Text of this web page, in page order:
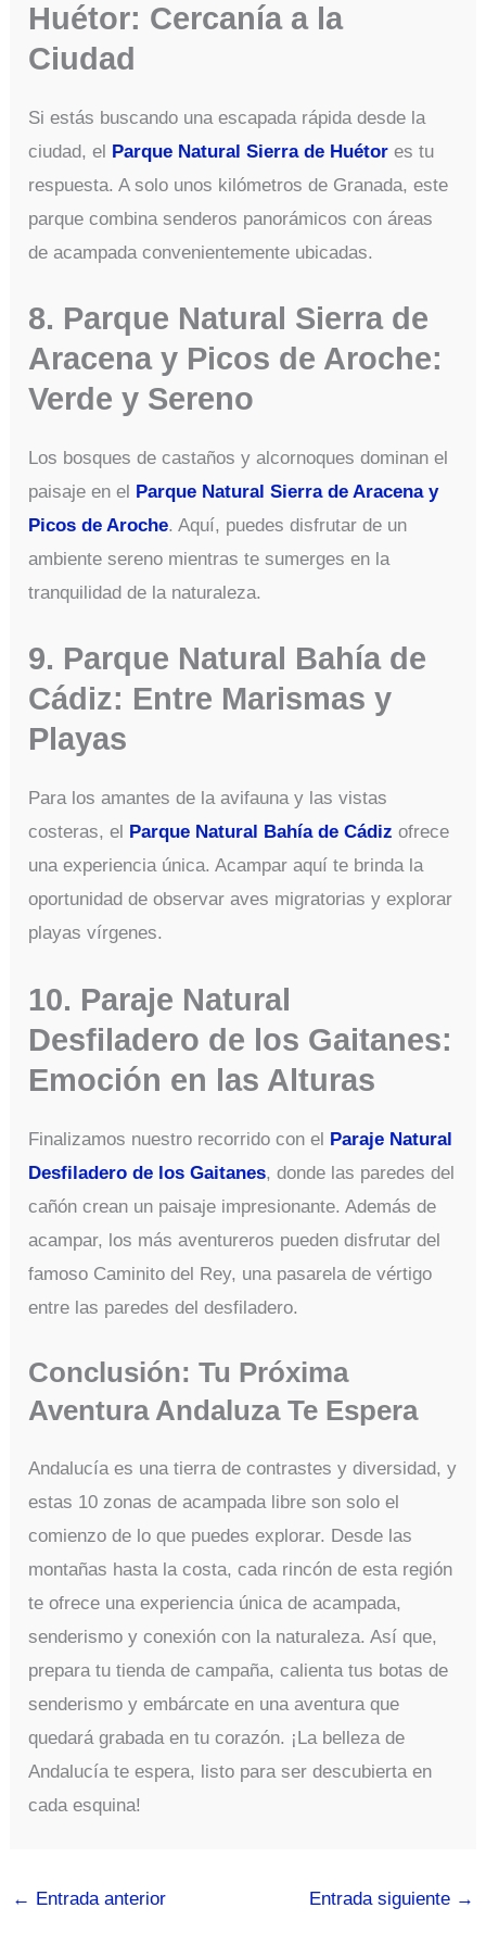
Huétor: Cercanía a la
Ciudad
Si estás buscando una escapada rápida desde la
ciudad, el Parque Natural Sierra de Huétor es tu
respuesta. A solo unos kilómetros de Granada, este
parque combina senderos panorámicos con áreas
de acampada convenientemente ubicadas.
8. Parque Natural Sierra de
Aracena y Picos de Aroche:
Verde y Sereno
Los bosques de castaños y alcornoques dominan el
paisaje en el Parque Natural Sierra de Aracena y
Picos de Aroche. Aquí, puedes disfrutar de un
ambiente sereno mientras te sumerges en la
tranquilidad de la naturaleza.
9. Parque Natural Bahía de
Cádiz: Entre Marismas y
Playas
Para los amantes de la avifauna y las vistas
costeras, el
Parque Natural Bahía de Cádiz ofrece
una experiencia única. Acampar aquí te brinda la
oportunidad de observar aves migratorias y explorar
playas vírgenes.
10. Paraje Natural
Desfiladero de los Gaitanes:
Emoción en las Alturas
Finalizamos nuestro recorrido con el Paraje Natural
Desfiladero de los Gaitanes, donde las paredes del
cañón crean un paisaje impresionante. Además de
acampar, los más aventureros pueden disfrutar del
famoso Caminito del Rey, una pasarela de vértigo
entre las paredes del desfiladero.
Conclusión: Tu Próxima
Aventura Andaluza Te Espera
Andalucía es una tierra de contrastes y diversidad, y
estas 10 zonas de acampada libre son solo el
comienzo de lo que puedes explorar. Desde las
montañas hasta la costa, cada rincón de esta región
te ofrece una experiencia única de acampada,
senderismo y conexión con la naturaleza. Así que,
prepara tu tienda de campaña, calienta tus botas de
senderismo y embárcate en una aventura que
quedará grabada en tu corazón. ¡La belleza de
Andalucía te espera, listo para ser descubierta en
cada esquina!
← Entrada anterior Entrada siguiente →